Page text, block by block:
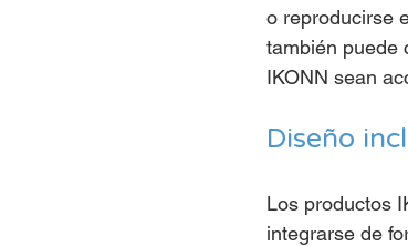
o reproducirse
también puede
IKONN sean
Diseño
Los productos
integrarse de